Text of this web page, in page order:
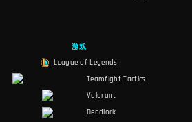
游戏
League of Legends
Teamfight Tactics
Valorant
Deadlock